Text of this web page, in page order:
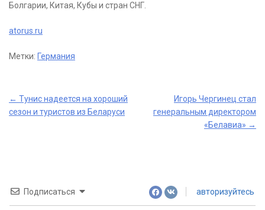
Болгарии, Китая, Кубы и стран СНГ.
atorus.ru
Метки: Германия
Post
← Тунис надеется на хороший
сезон и туристов из Беларуси
Игорь Чергинец стал
генеральным директором
«Белавиа» →
Подписаться авторизуйтесь